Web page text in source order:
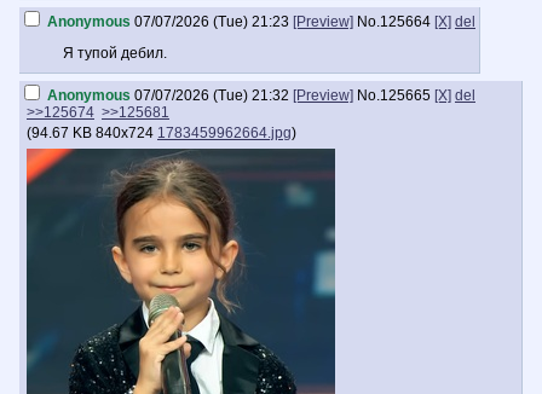
Anonymous 07/07/2026 (Tue) 21:23 [Preview] No.125664 [X] del
Я тупой дебил.
Anonymous 07/07/2026 (Tue) 21:32 [Preview] No.125665 [X] del
>>125674 >>125681
(94.67 KB 840x724 1783459962664.jpg)